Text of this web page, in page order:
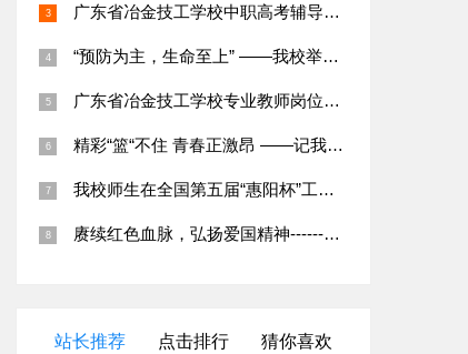
广东省冶金技工学校中职高考辅导班招生简章
“预防为主，生命至上” ——我校举行应急疏散演练及消防知识培训
广东省冶金技工学校专业教师岗位招聘公告
精彩“篮“不住 青春正激昂 ——记我校第二十五届班级篮球赛
我校师生在全国第五届“惠阳杯”工业机器人虚拟拆装线上大赛中荣获特等奖
赓续红色血脉，弘扬爱国精神------爱国主义教育系列活动
站长推荐 点击排行 猜你喜欢